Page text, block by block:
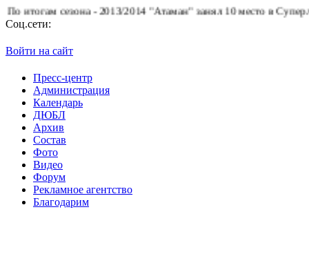
сезона - 2013/2014 "Атаман" занял 10 место в Суперлиге.
Соц.сети:
Войти на сайт
Пресс-центр
Администрация
Календарь
ДЮБЛ
Архив
Состав
Фото
Видео
Форум
Рекламное агентство
Благодарим